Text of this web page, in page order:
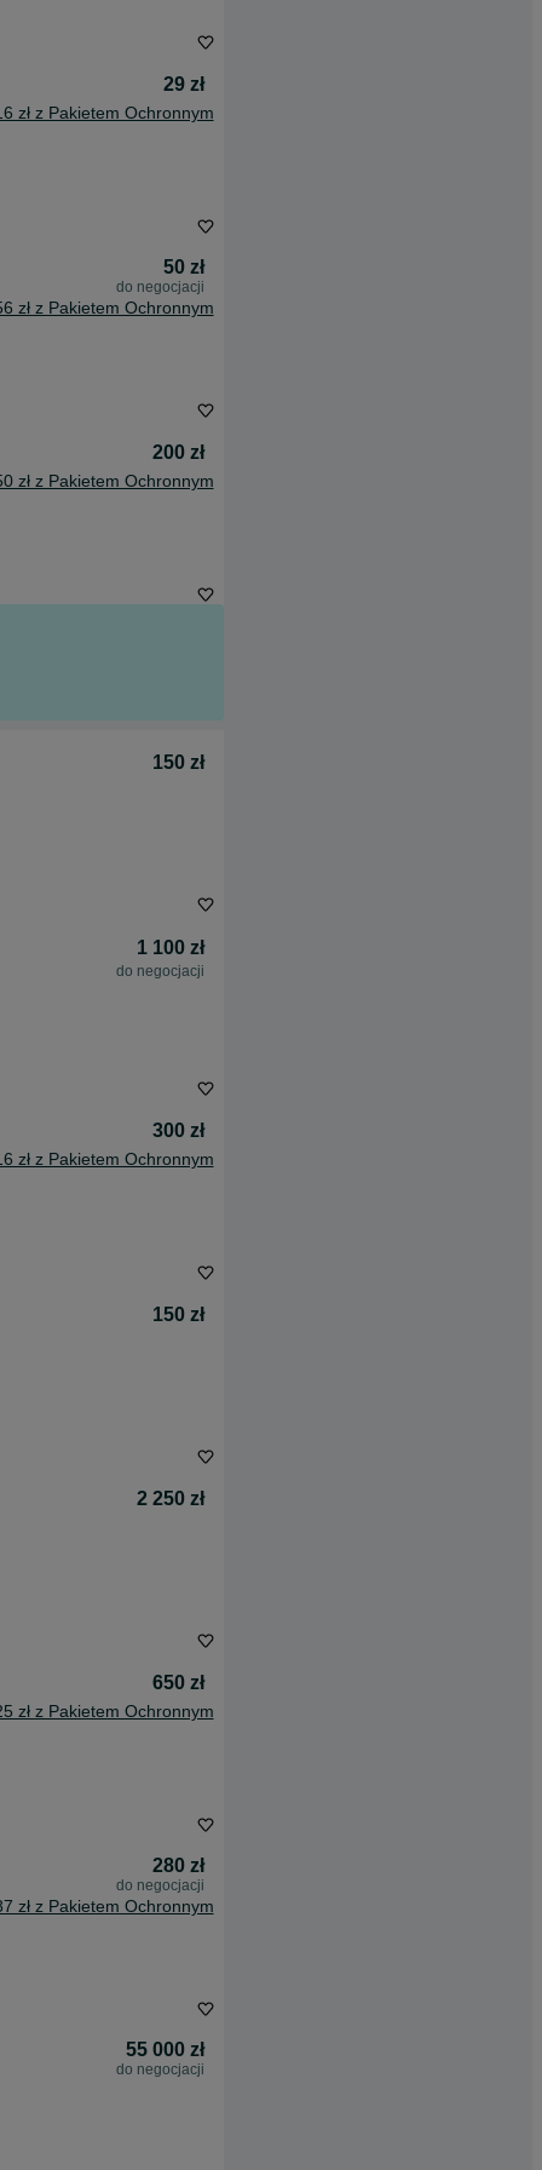
29 zł
zł z Pakietem Ochronnym
50 zł
do negocjacji
zł z Pakietem Ochronnym
200 zł
zł z Pakietem Ochronnym
150 zł
1 100 zł
do negocjacji
300 zł
zł z Pakietem Ochronnym
150 zł
2 250 zł
650 zł
zł z Pakietem Ochronnym
280 zł
do negocjacji
zł z Pakietem Ochronnym
55 000 zł
do negocjacji